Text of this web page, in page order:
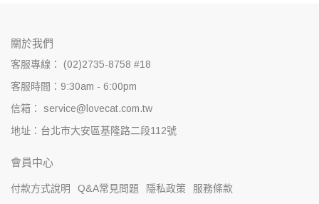
關於我們
客服專線： (02)2735-8758 #18
客服時間：9:30am - 6:00pm
信箱： service@lovecat.com.tw
地址：台北市大安區基隆路二段112號
會員中心
付款方式說明 Q&A常見問題 隱私政策 服務條款